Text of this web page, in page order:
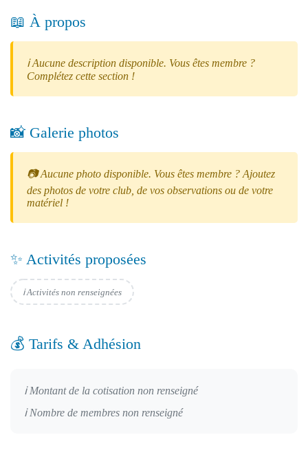
📖 À propos
ℹ️ Aucune description disponible. Vous êtes membre ?
Complétez cette section !
📸 Galerie photos
📷 Aucune photo disponible. Vous êtes membre ? Ajoutez
des photos de votre club, de vos observations ou de votre
matériel !
✨ Activités proposées
ℹ️ Activités non renseignées
💰 Tarifs & Adhésion
ℹ️ Montant de la cotisation non renseigné
ℹ️ Nombre de membres non renseigné